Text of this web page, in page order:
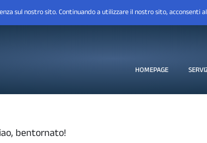
HOMEPAGE
bentornato!